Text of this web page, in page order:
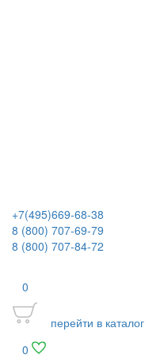
+7(495)669-68-38
8 (800) 707-69-79
8 (800) 707-84-72
0
перейти в каталог
0